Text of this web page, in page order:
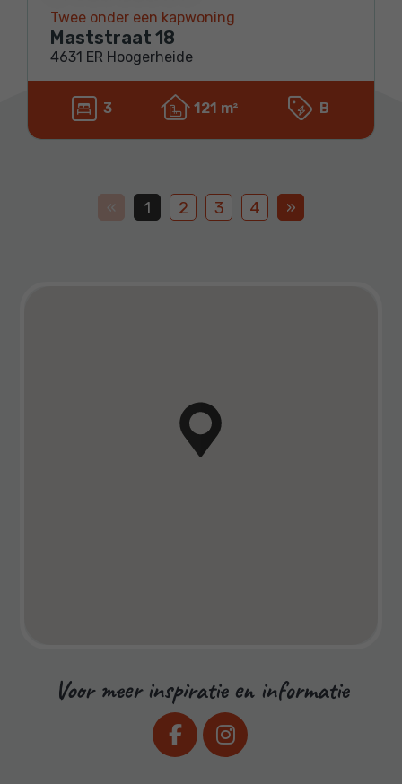
Twee onder een kapwoning
Maststraat 18
4631 ER Hoogerheide
3 121 m² B
« 1 2 3 4 »
Voor meer inspiratie en informatie